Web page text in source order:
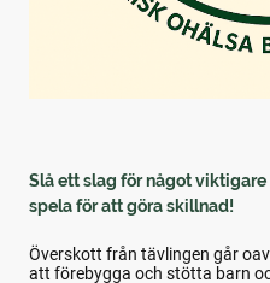
Slå ett slag för något
spela för att göra skillnad!
Överskott från tävlingen går
att förebygga och stötta barn